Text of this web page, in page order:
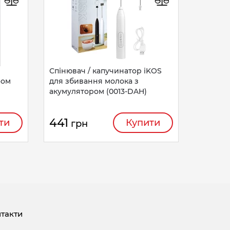
Спінювач / капучинатор iKOS
для збивання молока з
акумулятором (0013-DAH)
441 грн Купити